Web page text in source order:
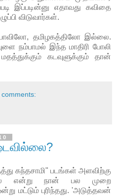
இப்படின்னு எதாவது கவிதை
விடுவார்கள்.
தமிழகத்திலோ இல்லை.
நம்பாமல் இந்த மாதிரி போலி
கடவுளுக்கும் தான்
comments:
கந்தசாமி" படங்கள் அளவிற்கு
என்று நான் பல முறை
மட்டும் புரிந்தது. 'அடுத்தவன்